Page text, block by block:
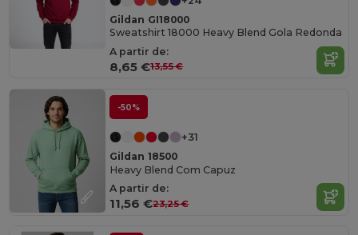
Gildan GI18000
Sweatshirt 18000 Heavy Blend Gola Redonda
A partir de:
8,65 €13,55 €
-50%
+31
Gildan 18500
Heavy Blend Com Capuz
A partir de:
11,56 €23,25 €